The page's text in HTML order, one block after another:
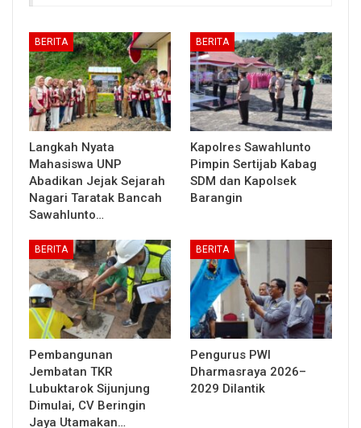
BERITA
Langkah Nyata
Mahasiswa UNP
Abadikan Jejak Sejarah
Nagari Taratak Bancah
Sawahlunto…
BERITA
Kapolres Sawahlunto
Pimpin Sertijab Kabag
SDM dan Kapolsek
Barangin
BERITA
Pembangunan
Jembatan TKR
Lubuktarok Sijunjung
Dimulai, CV Beringin
Jaya Utamakan…
BERITA
Pengurus PWI
Dharmasraya 2026–
2029 Dilantik